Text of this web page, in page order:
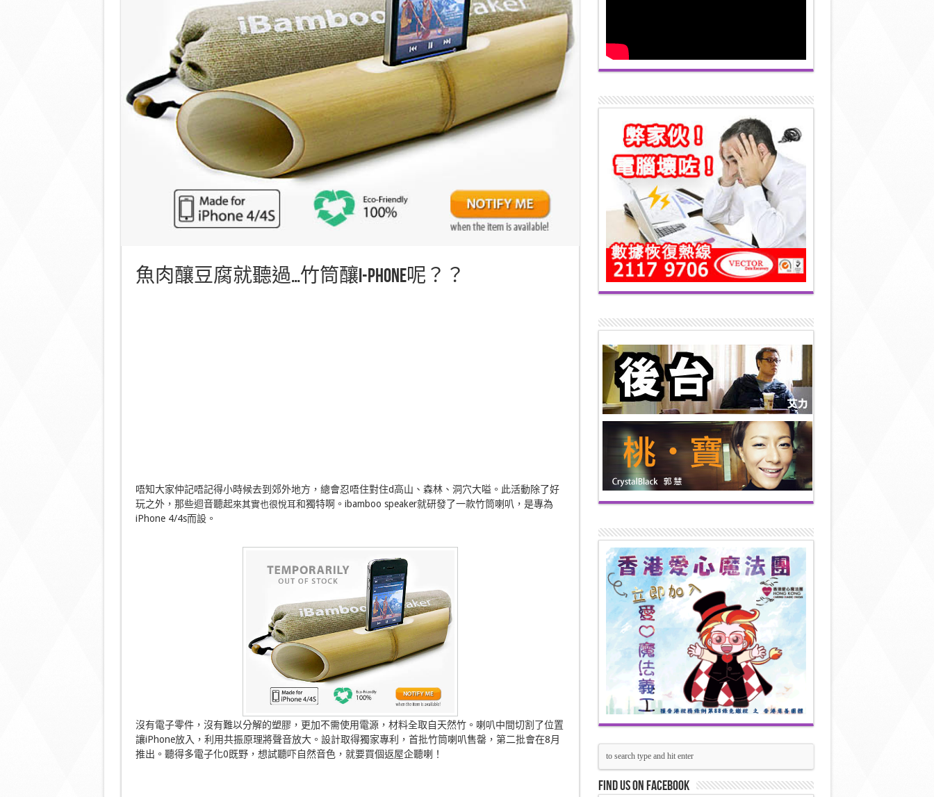
魚肉釀豆腐就聽過…竹筒釀i-phone呢？？
唔知大家仲記唔記得小時候去到郊外地方，總會忍唔住對住d高山、森林、洞穴大嗌。此活動除了好
玩之外，那些迴音聽起來其實也很悅耳和獨特啊。ibamboo speaker就研發了一款竹筒喇叭，是專為
iPhone 4/4s而設。
沒有電子零件，沒有難以分解的塑膠，更加不需使用電源，材料全取自天然竹。喇叭中間切割了位置
讓iPhone放入，利用共振原理將聲音放大。設計取得獨家專利，首批竹筒喇叭售罄，第二批會在8月
推出。聽得多電子化0既野，想試聽吓自然音色，就要買個返屋企聽喇！
Find us on Facebook